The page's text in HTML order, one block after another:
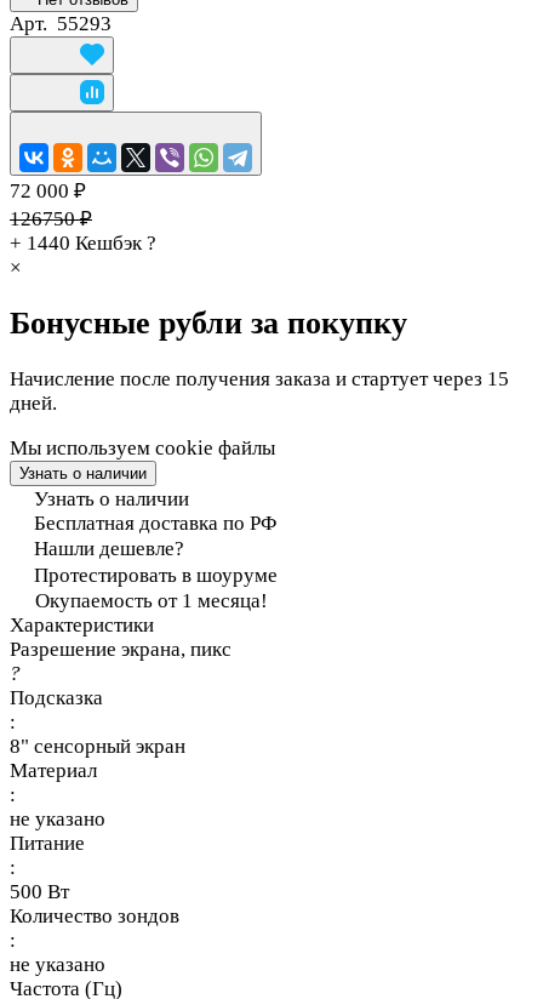
Арт. 55293
72 000 ₽
126750 ₽
+ 1440 Кешбэк ?
×
Бонусные рубли за покупку
Начисление после получения заказа и стартует через 15
дней.
Мы используем cookie файлы
Узнать о наличии
Узнать о наличии
Бесплатная доставка по РФ
Нашли дешевле?
Протестировать в шоуруме
Окупаемость от 1 месяца!
Характеристики
Разрешение экрана, пикс
?
Подсказка
:
8" сенсорный экран
Материал
:
не указано
Питание
:
500 Вт
Количество зондов
:
не указано
Частота (Гц)